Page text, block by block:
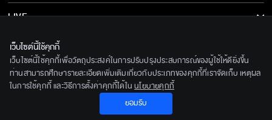
ข่าวทั้งหมด
ข่าวประชาสัมพันธ์
LIVE
เกี่ยวกับเรา
BEC World
รู้จักเรา
ติดตามเราได้ที่
© 2020 Bangkok Entertainment Co.,Ltd. All Rights Reserved.
Powered by BECi Corporation Ltd.
เว็บไซต์นี้ใช้คุกกี้
เว็บไซต์นี้ใช้คุกกี้เพื่อวัตถุประสงค์ในการปรับปรุงประสบการณ์ของผู้ใช้ให้ดียิ่งขึ้น
ท่านสามารถศึกษารายละเอียดเพิ่มเติมเกี่ยวกับประเภทของคุกกี้ที่เราจัดเก็บ เหตุผล
ในการใช้คุกกี้ และวิธีการตั้งค่าคุกกี้ได้ใน นโยบายคุกกี้
ยอมรับ